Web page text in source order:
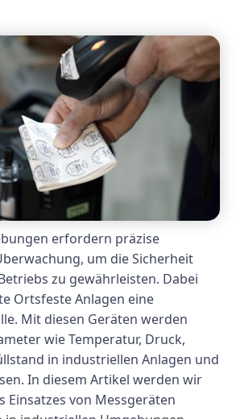
erfordern präzise
um die Sicherheit
zu gewährleisten. Dabei
Ortsfeste Anlagen eine
Mit diesen Geräten werden
wie Temperatur, Druck,
in industriellen Anlagen und
In diesem Artikel werden wir
Einsatzes von Messgeräten